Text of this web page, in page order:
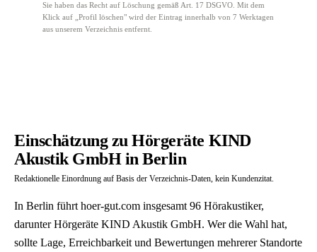
Sie haben das Recht auf Löschung gemäß Art. 17 DSGVO. Mit dem
Klick auf „Profil löschen" wird der Eintrag innerhalb von 7 Werktagen
aus unserem Verzeichnis entfernt.
Einschätzung zu Hörgeräte KIND
Akustik GmbH in Berlin
Redaktionelle Einordnung auf Basis der Verzeichnis-Daten, kein Kundenzitat.
In Berlin führt hoer-gut.com insgesamt 96 Hörakustiker,
darunter Hörgeräte KIND Akustik GmbH. Wer die Wahl hat,
sollte Lage, Erreichbarkeit und Bewertungen mehrerer Standorte